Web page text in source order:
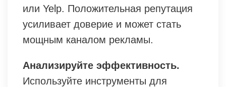
или Yelp. Положительная репутация
усиливает доверие и может стать
мощным каналом рекламы.
Анализируйте эффективность.
Используйте инструменты для